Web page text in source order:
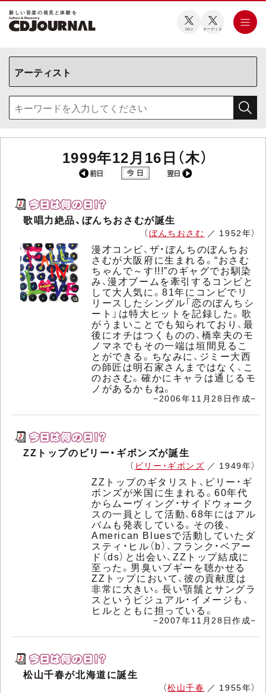
新しい⾳楽の発⾒と体験を
CDJ オーディオ
1999年12月16日（木）
歌唱力絶品、ぼんちおさむが誕生
（ぼんちおさむ ／ 1952年）
漫才コンビ、ザ・ぼんちのぼんちお
さむが大阪府に生まれる。“おさむ
ちゃんで～す!!!”のギャグでお馴染
み、漫才ブームを牽引するコンビと
して大人気に。81年にコンビでリ
リースしたシングル「恋のぼんちシ
ート」は特大ヒットを記録した。歌
がうまいことでも知られており、最
後にオチはつくものの、橋幸夫のモ
ノマネでもその一端は垣間見るこ
とができる。ちなみに、ジミー大西
の師匠は明石家さんまではなく、こ
のおさむ。確かにキャラは通じるモ
ノがあるかもね。
−2006年11月28日作成−
ZZトップのビリー・ギボンズが誕生
（ ビリー・ギボンズ ／ 1949年）
ZZトップのギタリスト、ビリー・ギ
ボンズが米国に生まれる。60年代
からムーヴィング・サイドウォーク
スの一員として活動、68年にはアル
バムも発表している。その後、
American Bluesで活動していたダ
スティ・ヒル（b）、フランク・ベアー
ド（ds）と出会い、ZZトップ結成に
至った。男臭いブギーを聴かせる
ZZトップにおいて、彼の貢献度は
非常に大きい。長い顎鬚とサングラ
スというビジュアル・イメージも、
ヒルとともに担っている。
−2007年11月28日作成−
松山千春が北海道に誕生
（松山千春 ／ 1955年）